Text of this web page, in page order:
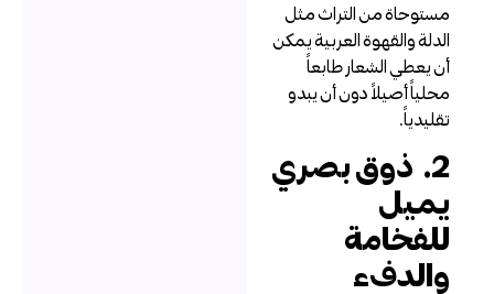
مستوحاة من التراث مثل
الدلة والقهوة العربية يمكن
أن يعطي الشعار طابعاً
محلياً أصيلاً دون أن يبدو
تقليدياً.
2. ذوق بصري
يميل
للفخامة
والدفء